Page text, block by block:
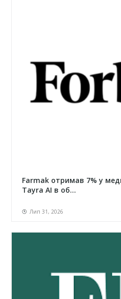
Farmak отримав 7% у
Tayra AI в об...
Лип 31, 2026